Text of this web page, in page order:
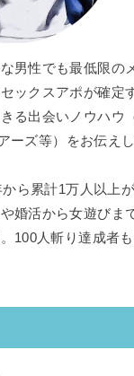
男性でも最低限の
ックスアポが確定
る出会いノウハウ
ーズ等）をお伝え
ら累計1万人以上
婚活から女遊びま
100人斬り達成者